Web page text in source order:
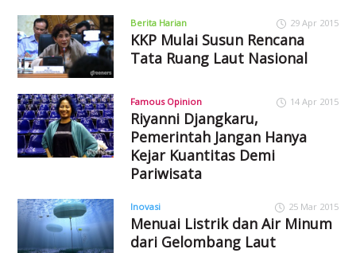
Berita Harian 29 Apr 2015
KKP Mulai Susun Rencana
Tata Ruang Laut Nasional
Famous Opinion 14 Apr 2015
Riyanni Djangkaru,
Pemerintah Jangan Hanya
Kejar Kuantitas Demi
Pariwisata
Inovasi 25 Mar 2015
Menuai Listrik dan Air Minum
dari Gelombang Laut